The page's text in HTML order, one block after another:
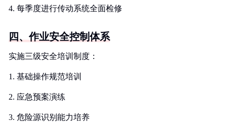
4. 每季度进行传动系统全面检修
四、作业安全控制体系
实施三级安全培训制度：
1. 基础操作规范培训
2. 应急预案演练
3. 危险源识别能力培养